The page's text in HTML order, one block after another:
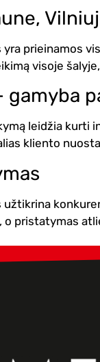
prieinamos
visoje
leidžia kurti
kliento
pristatymas